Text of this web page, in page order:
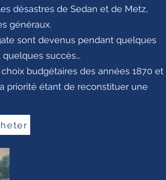
désastres de Sedan et de Metz,
généraux.
sont devenus pendant quelques
succès...
budgétaires des années 1870 et
priorité étant de reconstituer une